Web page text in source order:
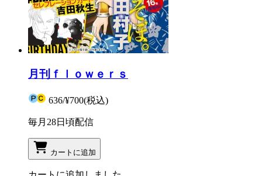
月刊ｆｌｏｗｅｒｓ
636/¥700(税込)
毎月28日頃配信
カートに追加